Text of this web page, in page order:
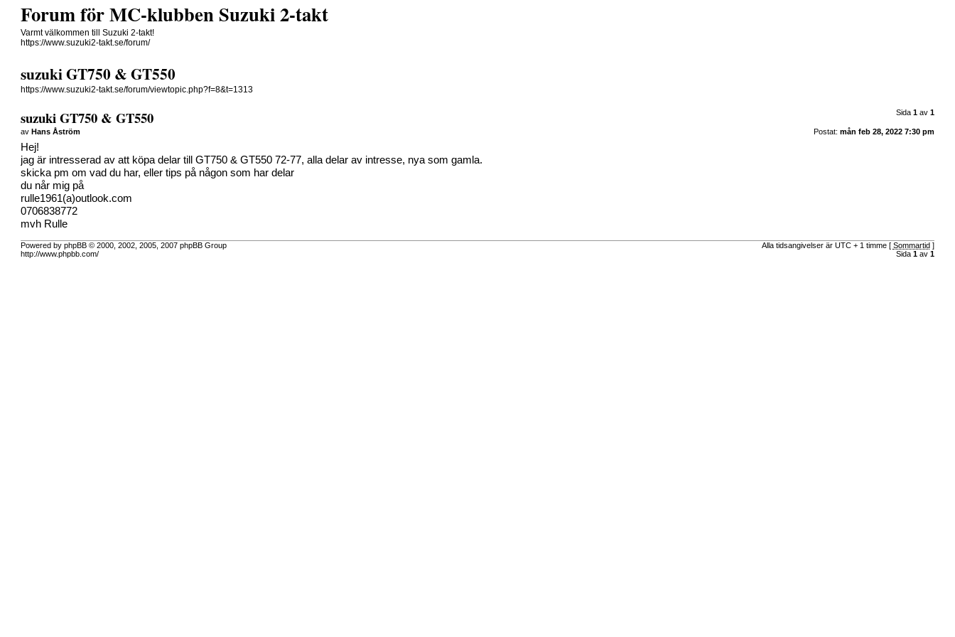
Forum för MC-klubben Suzuki 2-takt
Varmt välkommen till Suzuki 2-takt!
https://www.suzuki2-takt.se/forum/
suzuki GT750 & GT550
https://www.suzuki2-takt.se/forum/viewtopic.php?f=8&t=1313
Sida 1av 1
suzuki GT750 & GT550
Postat: mån feb 28, 2022 7:30 pm
avHans Åström
Hej!
jag är intresserad av att köpa delar till GT750 & GT550 72-77, alla delar av intresse, nya som gamla.
skicka pm om vad du har, eller tips på någon som har delar
du når mig på
rulle1961(a)outlook.com
0706838772
mvh Rulle
Alla tidsangivelser är UTC + 1 timme [ Sommartid ]
Sida 1av 1
Powered by phpBB © 2000, 2002, 2005, 2007 phpBB Group
http://www.phpbb.com/